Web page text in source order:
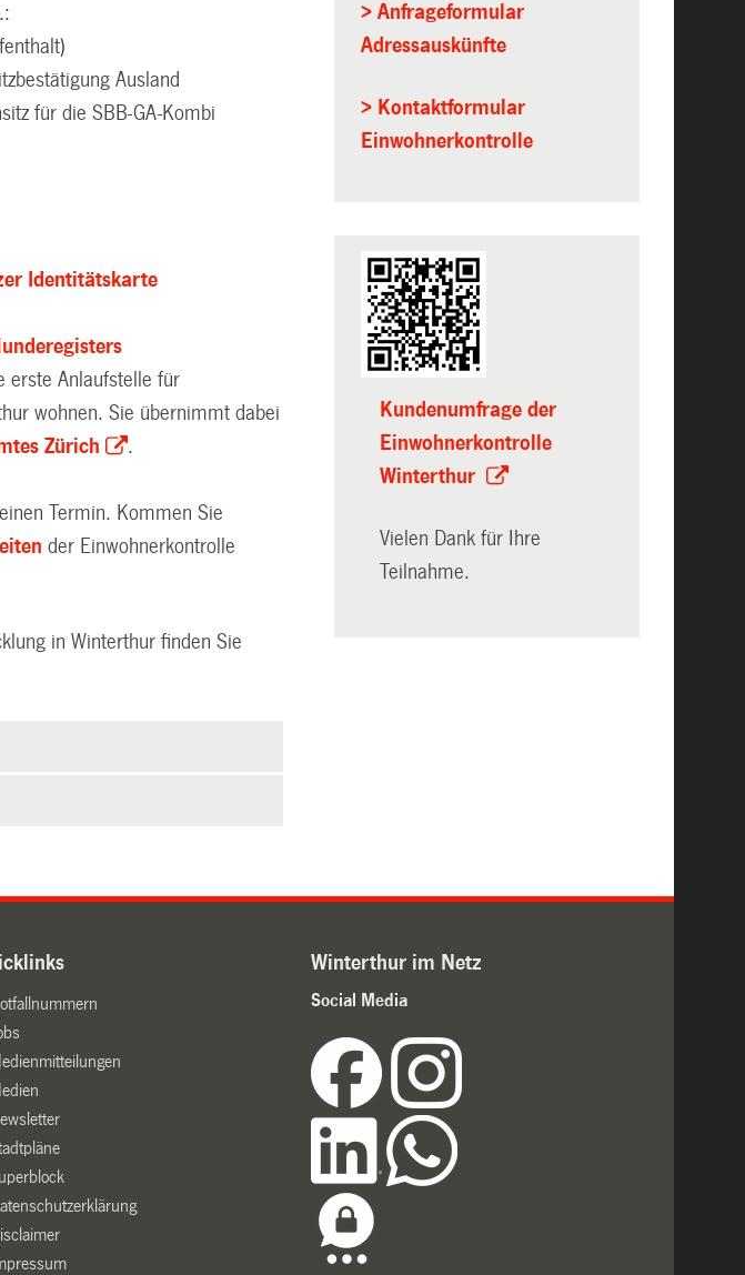
Ausland
für die SBB-GA-Kombi
Identitätskarte
erste Anlaufstelle für
wohnen. Sie übernimmt dabei
Zürich .
Termin. Kommen Sie
der Einwohnerkontrolle
in Winterthur finden Sie
> Anfrageformular
Adressauskünfte
> Kontaktformular
Einwohnerkontrolle
Kundenumfrage der
Einwohnerkontrolle
Winterthur
Vielen Dank für Ihre
Teilnahme.
Winterthur im Netz
Social Media